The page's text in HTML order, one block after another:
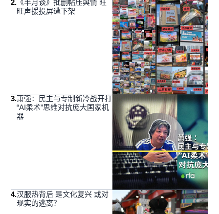
2. 《半月谈》批删帖压舆情 旺
旺声援投屏遭下架
3.萧强：民主与专制新冷战开打
“AI柔术”思维对抗庞大国家机
器
4.汉服热背后 是文化复兴 或对
现实的逃离？